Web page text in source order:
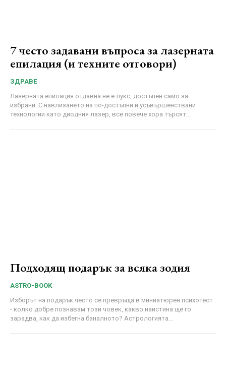
7 често задавани въпроса за лазерната
епилация (и техните отговори)
ЗДРАВЕ
Лазерната епилация отдавна не е лукс, достъпен само за
избрани. С навлизането на по-достъпни и усъвършенствани
технологии като диодния лазер, все повече хора търсят...
Подходящ подарък за всяка зодия
ASTRO-BOOK
Изборът на подарък често се превръща в миниатюрен психотест
- колко добре познавам този човек, какво наистина ще го
зарадва, как да избегна баналното? Астрологията...